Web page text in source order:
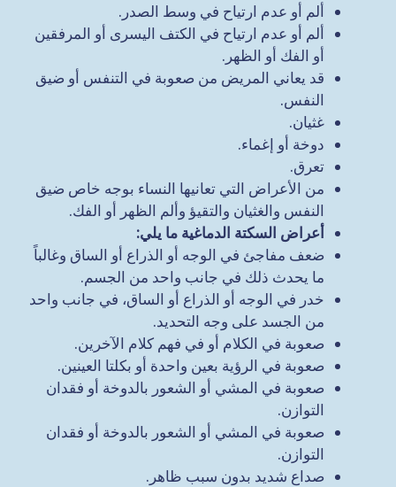
ألم أو عدم ارتياح في وسط الصدر.
ألم أو عدم ارتياح في الكتف اليسرى أو المرفقين
أو الفك أو الظهر.
قد يعاني المريض من صعوبة في التنفس أو ضيق
النفس.
غثيان.
دوخة أو إغماء.
تعرق.
من الأعراض التي تعانيها النساء بوجه خاص ضيق
النفس والغثيان والتقيؤ وألم الظهر أو الفك.
أعراض السكتة الدماغية ما يلي:
ضعف مفاجئ في الوجه أو الذراع أو الساق وغالباً
ما يحدث ذلك في جانب واحد من الجسم.
خدر في الوجه أو الذراع أو الساق، في جانب واحد
من الجسد على وجه التحديد.
صعوبة في الكلام أو في فهم كلام الآخرين.
صعوبة في الرؤية بعين واحدة أو بكلتا العينين.
صعوبة في المشي أو الشعور بالدوخة أو فقدان
التوازن.
صعوبة في المشي أو الشعور بالدوخة أو فقدان
التوازن.
صداع شديد بدون سبب ظاهر.